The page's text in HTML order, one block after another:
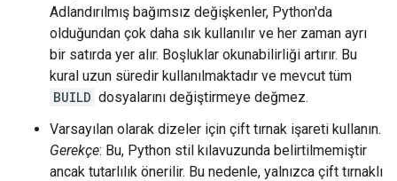
Adlandırılmış bağımsız değişkenler, Python'da
olduğundan çok daha sık kullanılır ve her zaman ayrı
bir satırda yer alır. Boşluklar okunabilirliği artırır. Bu
kural uzun süredir kullanılmaktadır ve mevcut tüm
BUILD dosyalarını değiştirmeye değmez.
Varsayılan olarak dizeler için çift tırnak işareti kullanın.
Gerekçe: Bu, Python stil kılavuzunda belirtilmemiştir
ancak tutarlılık önerilir. Bu nedenle, yalnızca çift tırnaklı